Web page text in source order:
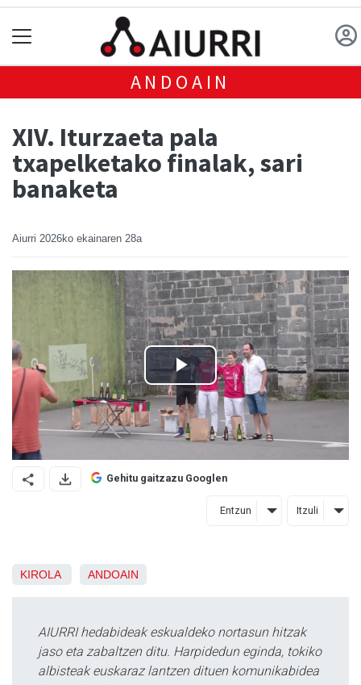
ANDOAIN
XIV. Iturzaeta pala
txapelketako finalak, sari
banaketa
Aiurri 2026ko ekainaren 28a
Gehitu gaitzazu Googlen
Entzun Itzuli
KIROLA ANDOAIN
AIURRI hedabideak eskualdeko nortasun hitzak
jaso eta zabaltzen ditu. Harpidedun eginda, tokiko
albisteak euskaraz lantzen dituen komunikabidea